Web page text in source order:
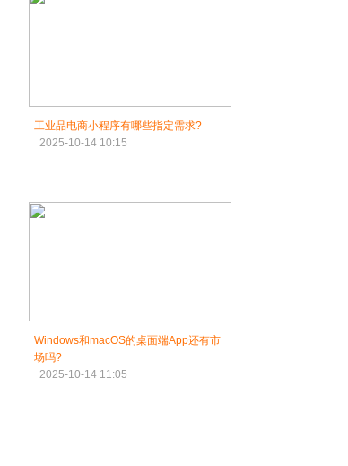
工业品电商小程序有哪些指定需求?
2025-10-14 10:15
Windows和macOS的桌面端App还有市
场吗?
2025-10-14 11:05